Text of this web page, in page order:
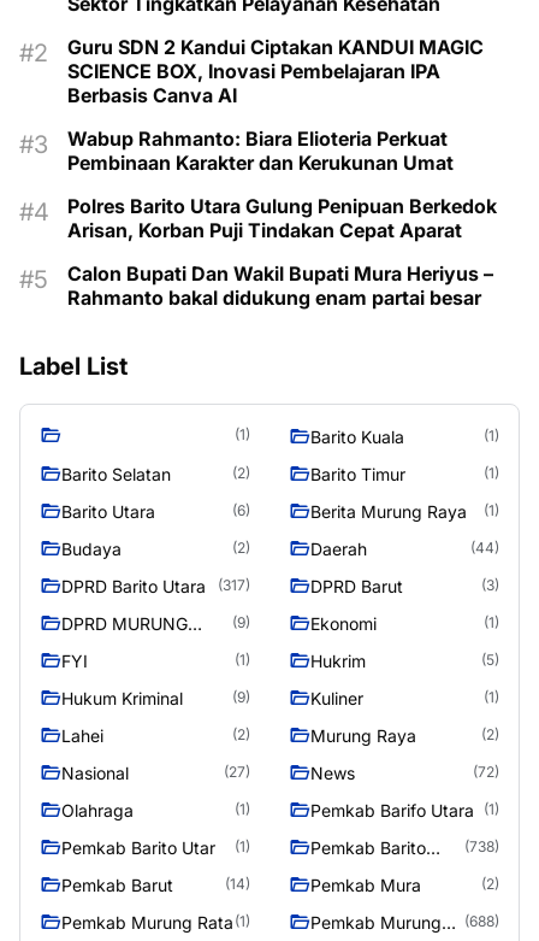
Guru SDN 2 Kandui Ciptakan KANDUI MAGIC
SCIENCE BOX, Inovasi Pembelajaran IPA
Berbasis Canva AI
Wabup Rahmanto: Biara Elioteria Perkuat
Pembinaan Karakter dan Kerukunan Umat
Polres Barito Utara Gulung Penipuan Berkedok
Arisan, Korban Puji Tindakan Cepat Aparat
Calon Bupati Dan Wakil Bupati Mura Heriyus –
Rahmanto bakal didukung enam partai besar
Label List
(1) Barito Kuala (1)
Barito Selatan (2) Barito Timur (1)
Barito Utara (6) Berita Murung Raya (1)
Budaya (2) Daerah (44)
DPRD Barito Utara (317) DPRD Barut (3)
DPRD MURUNG
(9) Ekonomi (1)
FYI (1) Hukrim (5)
Hukum Kriminal (9) Kuliner (1)
Lahei (2) Murung Raya (2)
Nasional (27) News (72)
Olahraga (1) Pemkab Barifo Utara (1)
Pemkab Barito Utar (1)
Pemkab Barito
(738)
Pemkab Barut (14) Pemkab Mura (2)
Pemkab Murung Rata (1)
Pemkab Murung
(688)